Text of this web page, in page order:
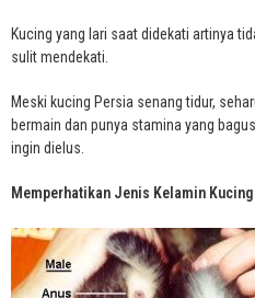
Kucing yang lari saat didekati artinya
sulit mendekati.
Meski kucing Persia senang tidur,
bermain dan punya stamina yang
ingin dielus.
Memperhatikan Jenis Kelamin